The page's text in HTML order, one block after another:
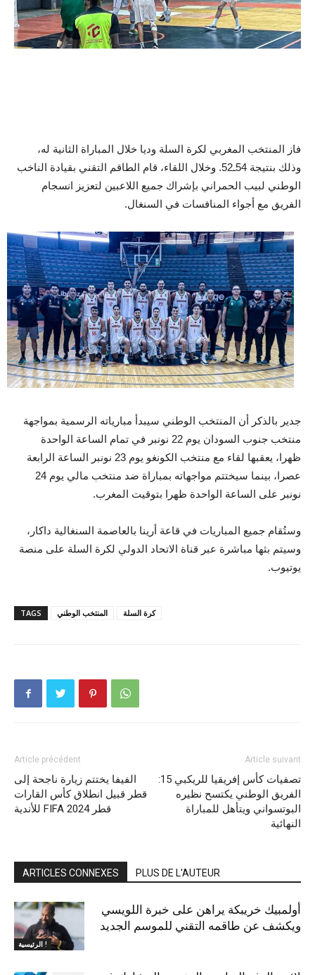
فاز المنتخب المغربي لكرة السلة وديا خلال المباراة الثانية له،
وذلك بنتيجة 54ـ52. وخلال اللقاء، قام الطاقم التقني بقيادة الناخب
الوطني لبيب الحمراني بإشراك جميع اللاعبين لتعزيز انسجام
الفريق مع أجواء المنافسات في السنغال.
جدير بالذكر أن المنتخب الوطني سيبدأ مبارياته الرسمية بمواجهة
منتخب جنوب السودان يوم 22 نونبر في تمام الساعة الواحدة
ظهرا، يعقبها لقاء مع منتخب الكونغو يوم 23 نونبر الساعة الرابعة
عصرا، بينما سيختتم مواجهاته بمباراة ضد منتخب مالي يوم 24
نونبر على الساعة الواحدة ظهرا بتوقيت المغرب.
وستُقام جميع المباريات في قاعة أرينا بالعاصمة السنغالية داكار،
وسيتم بثها مباشرة عبر قناة الاتحاد الدولي لكرة السلة على منصة
يوتيوب.
TAGS المنتخب الوطني كرة السلة
Article précédent
الفيفا يختتم زيارة ناجحة إلى
قطر قبيل انطلاق كأس القارات
للأندية FIFA قطر 2024
Article suivant
تصفيات كأس إفريقيا للريكبي 15:
الفريق الوطني يكتسح نظيره
البوتسواني ويتأهل للمباراة
النهائية
ARTICLES CONNEXES PLUS DE L'AUTEUR
الرئيسية !
أولمبيك خريبكة يراهن على خبرة اللويسي
ويكشف عن طاقمه التقني للموسم الجديد